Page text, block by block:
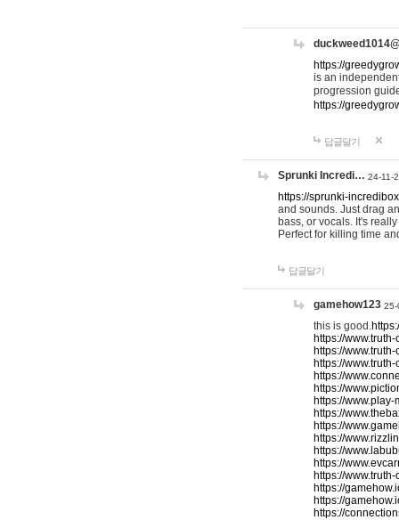
https://
is an
progression
https://
답글달기
Sprunki Incredi… 24-11-
https://sprunki-
and sounds. Just drag
bass, or vocals. It's
Perfect for killing time
답글달기
gamehow123 25-
this is good.
https://
https://
https://
https://
https://
https://
https://
https://
https://
https://
https://
https://
https://
https://
https://